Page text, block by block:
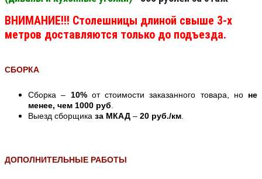
ВНИМАНИЕ!!! Столешницы длиной свыше 3-х
метров доставляются только до подъезда.
СБОРКА
Сборка – 10%от стоимости заказанного товара, но не
менее, чем 1000 руб
Выезд сборщика за МКАД – 20 руб./км
ДОПОЛНИТЕЛЬНЫЕ РАБОТЫ